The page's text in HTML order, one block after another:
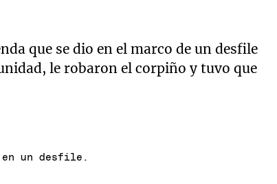
que se dio en el marco de un desfile
le robaron el corpiño y tuvo que
en un desfile.